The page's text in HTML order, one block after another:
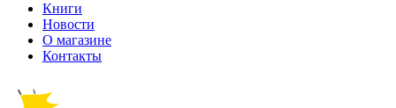
Книги
Новости
О магазине
Контакты